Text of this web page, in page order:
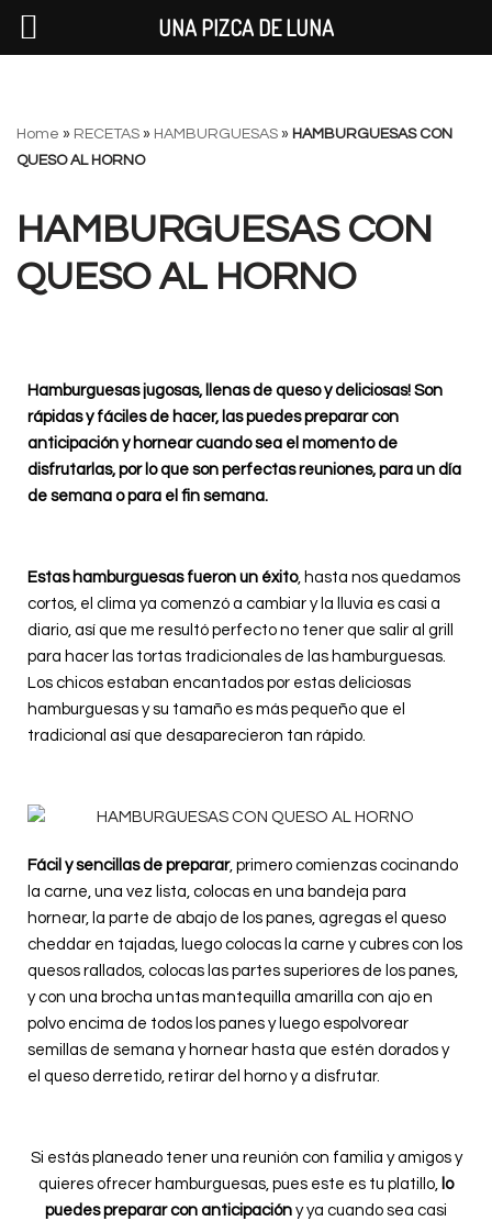
al
contenido
Home » RECETAS » HAMBURGUESAS » HAMBURGUESAS CON
QUESO AL HORNO
HAMBURGUESAS CON
QUESO AL HORNO
Hamburguesas jugosas, llenas de queso y deliciosas! Son
rápidas y fáciles de hacer, las puedes preparar con
anticipación y hornear cuando sea el momento de
disfrutarlas, por lo que son perfectas reuniones, para un día
de semana o para el fin semana.
Estas hamburguesas fueron un éxito, hasta nos quedamos
cortos, el clima ya comenzó a cambiar y la lluvia es casi a
diario, así que me resultó perfecto no tener que salir al grill
para hacer las tortas tradicionales de las hamburguesas.
Los chicos estaban encantados por estas deliciosas
hamburguesas y su tamaño es más pequeño que el
tradicional así que desaparecieron tan rápido.
Fácil y sencillas de preparar, primero comienzas cocinando
la carne, una vez lista, colocas en una bandeja para
hornear, la parte de abajo de los panes, agregas el queso
cheddar en tajadas, luego colocas la carne y cubres con los
quesos rallados, colocas las partes superiores de los panes,
y con una brocha untas mantequilla amarilla con ajo en
polvo encima de todos los panes y luego espolvorear
semillas de semana y hornear hasta que estén dorados y
el queso derretido, retirar del horno y a disfrutar.
Si estás planeado tener una reunión con familia y amigos y
quieres ofrecer hamburguesas, pues este es tu platillo, lo
puedes preparar con anticipación y ya cuando sea casi
UNA PIZCA DE LUNA